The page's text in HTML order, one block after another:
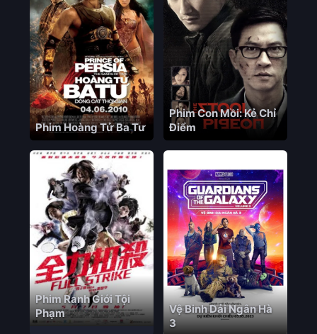
Phim Hoàng Tử Ba Tư
Phim Con Mồi: Kẻ Chỉ
Điểm
Phim Ranh Giới Tội
Phạm
Vệ Binh Dải Ngân Hà
3